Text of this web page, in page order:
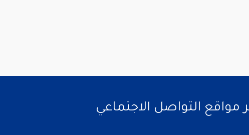
مواقع التواصل الاجتماعي